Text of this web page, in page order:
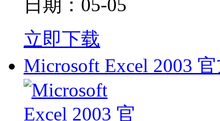
日期：05-05
立即下载
Microsoft Excel 2003